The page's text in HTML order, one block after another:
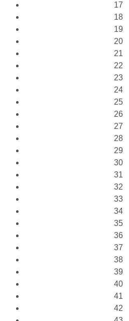
17
18
19
20
21
22
23
24
25
26
27
28
29
30
31
32
33
34
35
36
37
38
39
40
41
42